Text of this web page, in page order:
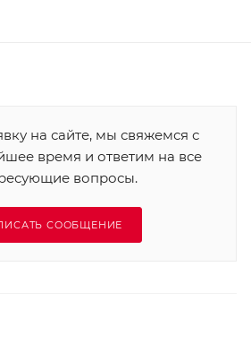
на сайте, мы свяжемся с
время и ответим на все
вопросы.
СООБЩЕНИЕ